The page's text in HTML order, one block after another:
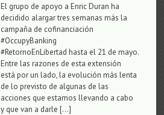
El grupo de apoyo a Enric Duran ha
decidido alargar tres semanas más la
campaña de cofinanciación
#OccupyBanking
#RetornoEnLibertad hasta el 21 de mayo.
Entre las razones de esta extensión
está por un lado, la evolución más lenta
de lo previsto de algunas de las
acciones que estamos llevando a cabo
y que van a darle […]